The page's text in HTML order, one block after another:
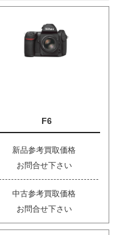
F6
新品参考買取価格
お問合せ下さい
中古参考買取価格
お問合せ下さい